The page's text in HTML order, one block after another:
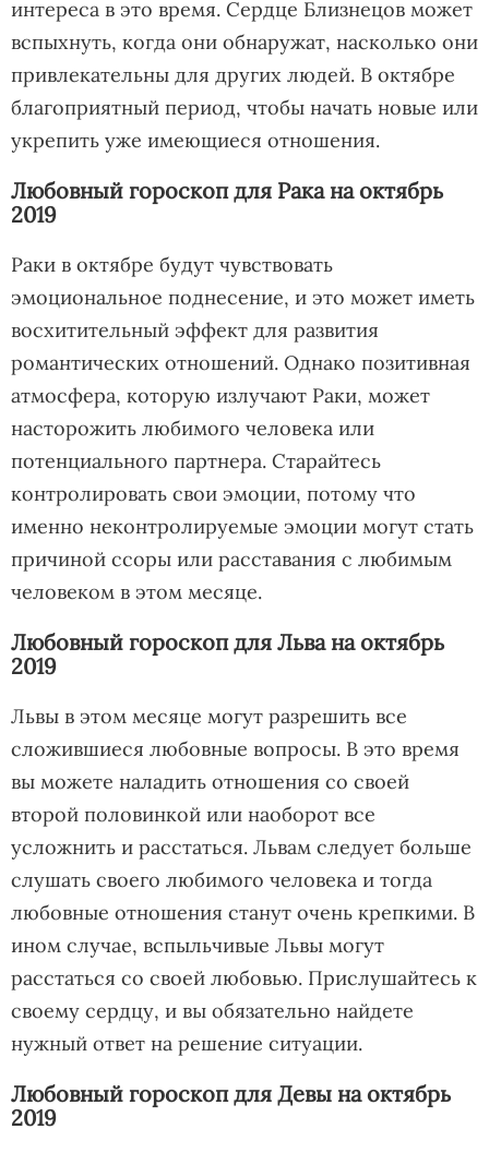
интереса в это время. Сердце Близнецов может
вспыхнуть, когда они обнаружат, насколько они
привлекательны для других людей. В октябре
благоприятный период, чтобы начать новые или
укрепить уже имеющиеся отношения.
Любовный гороскоп для Рака на октябрь
2019
Раки в октябре будут чувствовать
эмоциональное поднесение, и это может иметь
восхитительный эффект для развития
романтических отношений. Однако позитивная
атмосфера, которую излучают Раки, может
насторожить любимого человека или
потенциального партнера. Старайтесь
контролировать свои эмоции, потому что
именно неконтролируемые эмоции могут стать
причиной ссоры или расставания с любимым
человеком в этом месяце.
Любовный гороскоп для Льва на октябрь
2019
Львы в этом месяце могут разрешить все
сложившиеся любовные вопросы. В это время
вы можете наладить отношения со своей
второй половинкой или наоборот все
усложнить и расстаться. Львам следует больше
слушать своего любимого человека и тогда
любовные отношения станут очень крепкими. В
ином случае, вспыльчивые Львы могут
расстаться со своей любовью. Прислушайтесь к
своему сердцу, и вы обязательно найдете
нужный ответ на решение ситуации.
Любовный гороскоп для Девы на октябрь
2019